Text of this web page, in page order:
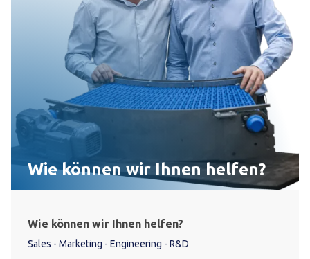
Wie können wir Ihnen helfen?
Wie können wir Ihnen helfen?
Sales - Marketing - Engineering - R&D